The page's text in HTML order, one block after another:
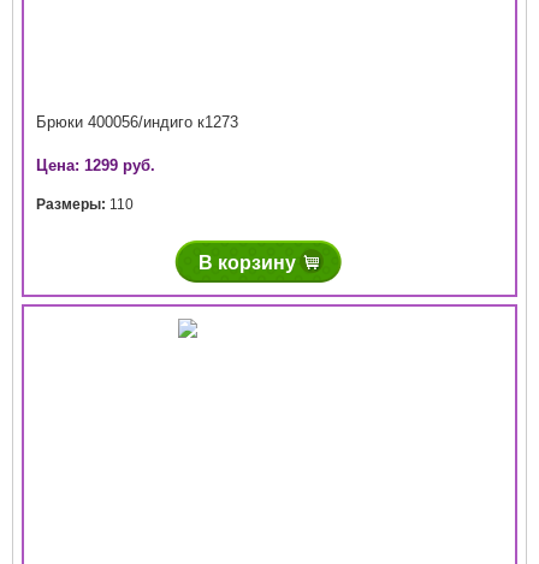
Брюки 400056/индиго к1273
Цена: 1299 руб.
Размеры: 110
В корзину